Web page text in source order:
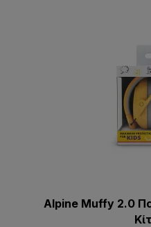
Alpine Muffy 2.0